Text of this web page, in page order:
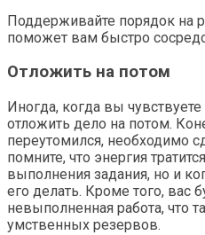
Поддерживайте порядок на
поможет вам быстро
Отложить на потом
Иногда, когда вы чувствуете
отложить дело на потом.
переутомился, необходимо
помните, что энергия
выполнения задания, но и
его делать. Кроме того, вас
невыполненная работа, что
умственных резервов.